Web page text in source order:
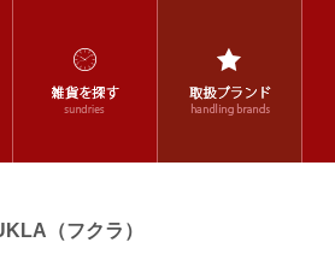
（フクラ）